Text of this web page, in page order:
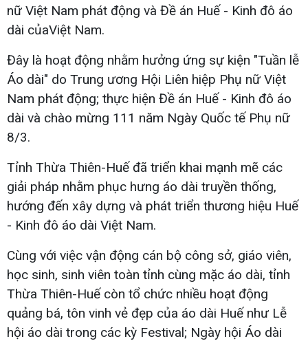
nữ Việt Nam phát động và Đề án Huế - Kinh đô áo
dài củaViệt Nam.
Đây là hoạt động nhằm hưởng ứng sự kiện "Tuần lễ
Áo dài" do Trung ương Hội Liên hiệp Phụ nữ Việt
Nam phát động; thực hiện Đề án Huế - Kinh đô áo
dài và chào mừng 111 năm Ngày Quốc tế Phụ nữ
8/3.
Tỉnh Thừa Thiên-Huế đã triển khai mạnh mẽ các
giải pháp nhằm phục hưng áo dài truyền thống,
hướng đến xây dựng và phát triển thương hiệu Huế
- Kinh đô áo dài Việt Nam.
Cùng với việc vận động cán bộ công sở, giáo viên,
học sinh, sinh viên toàn tỉnh cùng mặc áo dài, tỉnh
Thừa Thiên-Huế còn tổ chức nhiều hoạt động
quảng bá, tôn vinh vẻ đẹp của áo dài Huế như Lễ
hội áo dài trong các kỳ Festival; Ngày hội Áo dài